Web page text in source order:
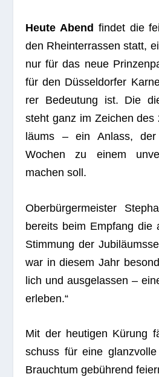
Heute Abend fin­det die
den Rhein­ter­ras­sen statt,
nur für das neue
für den Düs­sel­dor­fer
rer Bedeu­tung ist. Die
steht ganz im Zei­chen
lä­ums – ein Anlass, der
Wochen zu einem
machen soll.
Ober­bür­ger­meis­ter
bereits beim Emp­fang die
Stim­mung der
war in die­sem Jahr
lich und aus­ge­las­sen –
erleben.“
Mit der heu­ti­gen Kürung
schuss für eine
Brauch­tum gebüh­rend